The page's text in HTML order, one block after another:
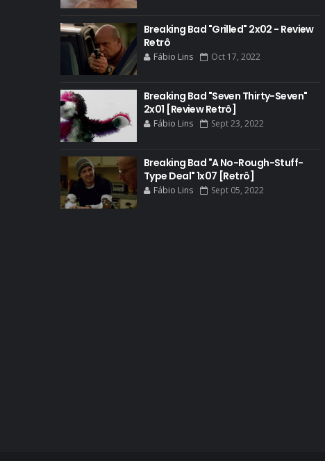
Breaking Bad "Grilled" 2x02 - Review
Retrô
Fábio Lins Oct 17, 2022
Breaking Bad "Seven Thirty-Seven"
2x01 [Review Retrô]
Fábio Lins Sept 23, 2022
Breaking Bad "A No-Rough-Stuff-
Type Deal" 1x07 [Retrô]
Fábio Lins Sept 05, 2022